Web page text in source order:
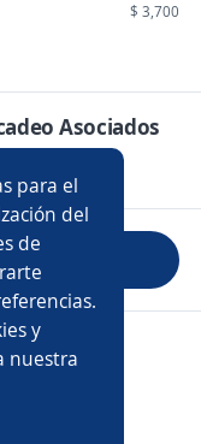
para el
del
de
y
nuestra
$ 3,700
Asociados
LTD.